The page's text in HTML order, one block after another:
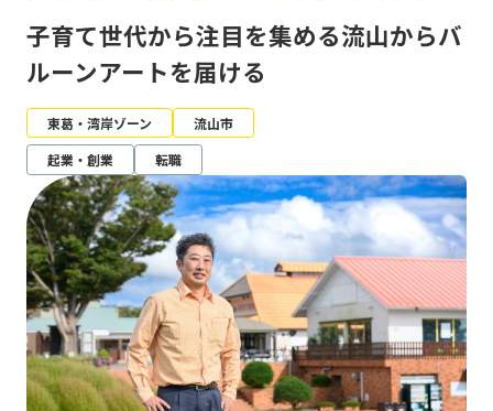
子育て世代から注目を集める流山からバ
ルーンアートを届ける
東葛・湾岸ゾーン
流山市
起業・創業
転職